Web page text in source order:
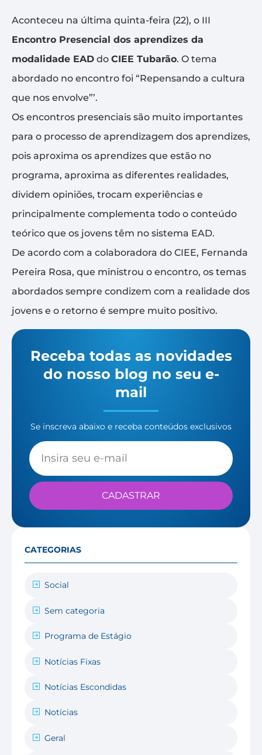
Aconteceu na última quinta-feira (22), o III
Encontro Presencial dos aprendizes da
modalidade EAD do CIEE Tubarão. O tema
abordado no encontro foi “Repensando a cultura
que nos envolve”’.
Os encontros presenciais são muito importantes
para o processo de aprendizagem dos aprendizes,
pois aproxima os aprendizes que estão no
programa, aproxima as diferentes realidades,
dividem opiniões, trocam experiências e
principalmente complementa todo o conteúdo
teórico que os jovens têm no sistema EAD.
De acordo com a colaboradora do CIEE, Fernanda
Pereira Rosa, que ministrou o encontro, os temas
abordados sempre condizem com a realidade dos
jovens e o retorno é sempre muito positivo.
Receba todas as novidades
do nosso blog no seu e-
mail
Se inscreva abaixo e receba conteúdos exclusivos
CADASTRAR
CATEGORIAS
Social
Sem categoria
Programa de Estágio
Notícias Fixas
Notícias Escondidas
Notícias
Geral